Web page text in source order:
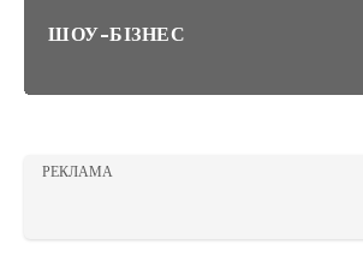
ШОУ-БІЗНЕС
РЕКЛАМА